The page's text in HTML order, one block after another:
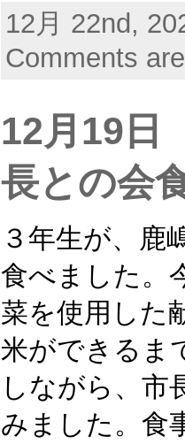
12月 22nd,
Comments
12月19
長との会
３年生が、鹿
食べました。
菜を使用した
米ができるま
しながら、市
みました。食